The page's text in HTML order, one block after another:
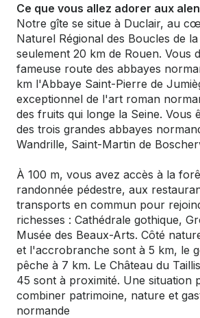
Ce que vous allez adorer aux
Notre gîte se situe à Duclair, au
Naturel Régional des Boucles de
seulement 20 km de Rouen. Vous
fameuse route des abbayes
km l'Abbaye Saint-Pierre de
exceptionnel de l'art roman
des fruits qui longe la Seine. Vous
des trois grandes abbayes
Wandrille, Saint-Martin de
À 100 m, vous avez accès à la
randonnée pédestre, aux
transports en commun pour
richesses : Cathédrale gothique,
Musée des Beaux-Arts. Côté
et l'accrobranche sont à 5 km, le
pêche à 7 km. Le Château du
45 sont à proximité. Une situation
combiner patrimoine, nature et
normande